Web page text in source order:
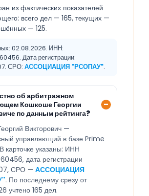
из фактических показателей
всего дел — 165, текущих —
— 125.
02.08.2026. ИНН:
Дата регистрации:
СРО: АССОЦИАЦИЯ "РСОПАУ".
об арбитражном
Кошкоше Георгии
по данным рейтинга?
Викторович —
управляющий в базе Prime
карточке указаны: ИНН
дата регистрации
СРО — АССОЦИАЦИЯ
. По последнему срезу от
учтено 165 дел.